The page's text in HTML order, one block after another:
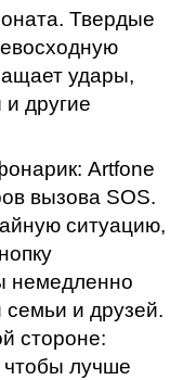
Твердые
удары,
другие
Artfone
вызова SOS.
ситуацию,
немедленно
и друзей.
стороне:
чтобы лучше